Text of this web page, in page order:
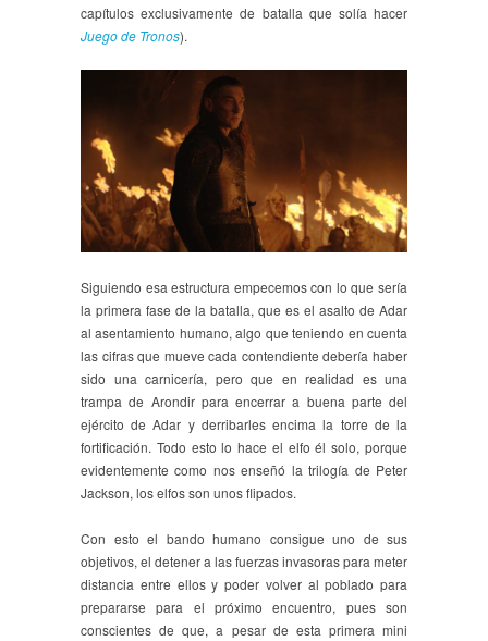
capítulos exclusivamente de batalla que solía hacer
Juego de Tronos).
Siguiendo esa estructura empecemos con lo que sería
la primera fase de la batalla, que es el asalto de Adar
al asentamiento humano, algo que teniendo en cuenta
las cifras que mueve cada contendiente debería haber
sido una carnicería, pero que en realidad es una
trampa de Arondir para encerrar a buena parte del
ejército de Adar y derribarles encima la torre de la
fortificación. Todo esto lo hace el elfo él solo, porque
evidentemente como nos enseñó la trilogía de Peter
Jackson, los elfos son unos flipados.
Con esto el bando humano consigue uno de sus
objetivos, el detener a las fuerzas invasoras para meter
distancia entre ellos y poder volver al poblado para
prepararse para el próximo encuentro, pues son
conscientes de que, a pesar de esta primera mini